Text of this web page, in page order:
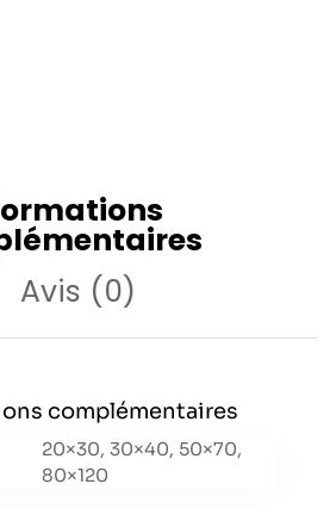
Avis (0)
complémentaires
20×30, 30×40, 50×70,
80×120